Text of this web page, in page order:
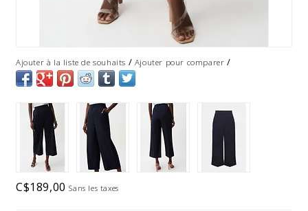
Ajouter à la liste de souhaits / Ajouter pour comparer /
C$189,00Sans les taxes